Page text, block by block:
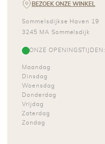
BEZOEK ONZE WINKEL
Sommelsdijkse Haven 19
3245 MA Sommelsdijk
ONZE OPENINGSTIJDEN:
Maandag
Dinsdag
Woensdag
Donderdag
Vrijdag
Zaterdag
Zondag